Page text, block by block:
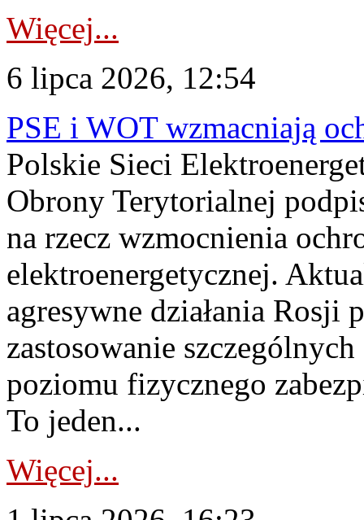
Więcej...
6 lipca 2026, 12:54
PSE i WOT wzmacniają
Polskie Sieci
Obrony Terytorialnej
na rzecz wzmocnienia
elektroenergetycznej.
agresywne działania Rosji
zastosowanie
poziomu fizycznego
To jeden...
Więcej...